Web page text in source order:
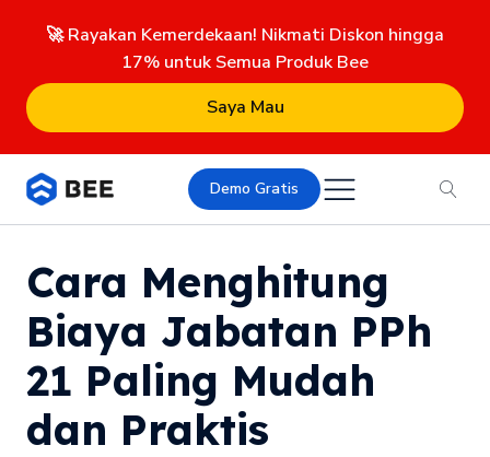
🚀 Rayakan Kemerdekaan! Nikmati Diskon hingga
17% untuk Semua Produk Bee
Saya Mau
Demo Gratis
Cara Menghitung
Biaya Jabatan PPh
21 Paling Mudah
dan Praktis